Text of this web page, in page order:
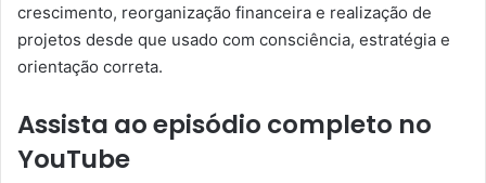
crescimento, reorganização financeira e realização de
projetos desde que usado com consciência, estratégia e
orientação correta.
Assista ao episódio completo no
YouTube